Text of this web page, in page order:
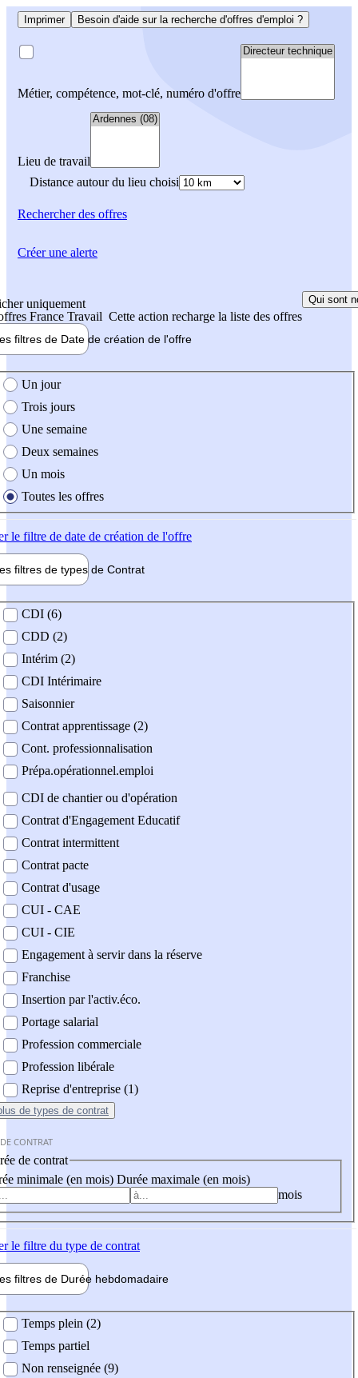
Imprimer Besoin d'aide sur la recherche d'offres d'emploi ?
Métier, compétence, mot-clé, numéro d'offre
Lieu de travail
Distance autour du lieu choisi
Rechercherdes offres
uniquement
France Travail Cette action recharge la liste des offres
Qui sont
filtres de Date de création de l'offre
création de l'offre
Un jour
Trois jours
Une semaine
Deux semaines
Un mois
Toutes les offres
le filtre de date de création de l'offre
filtres de types de Contrat
contrat
CDI (6)
CDD (2)
Intérim (2)
CDI Intérimaire
Saisonnier
Contrat apprentissage (2)
Cont. professionnalisation
Prépa.opérationnel.emploi
CDI de chantier ou d'opération
Contrat d'Engagement Educatif
Contrat intermittent
Contrat pacte
Contrat d'usage
CUI - CAE
CUI - CIE
Engagement à servir dans la réserve
Franchise
Insertion par l'activ.éco.
Portage salarial
Profession commerciale
Profession libérale
Reprise d'entreprise (1)
de types de contrat
CONTRAT
de contrat
minimale (en mois) Durée maximale (en mois)
mois
le filtre du type de contrat
filtres de Durée hebdomadaire
Temps plein (2)
Temps partiel
Non renseignée (9)
Créer une alerte